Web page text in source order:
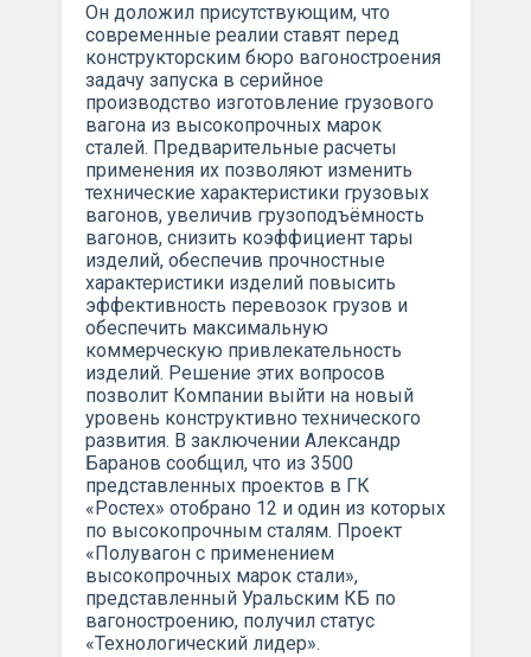
Он доложил присутствующим, что
современные реалии ставят перед
конструкторским бюро вагоностроения
задачу запуска в серийное
производство изготовление грузового
вагона из высокопрочных марок
сталей. Предварительные расчеты
применения их позволяют изменить
технические характеристики грузовых
вагонов, увеличив грузоподъёмность
вагонов, снизить коэффициент тары
изделий, обеспечив прочностные
характеристики изделий повысить
эффективность перевозок грузов и
обеспечить максимальную
коммерческую привлекательность
изделий. Решение этих вопросов
позволит Компании выйти на новый
уровень конструктивно технического
развития. В заключении Александр
Баранов сообщил, что из 3500
представленных проектов в ГК
«Ростех» отобрано 12 и один из которых
по высокопрочным сталям. Проект
«Полувагон с применением
высокопрочных марок стали»,
представленный Уральским КБ по
вагоностроению, получил статус
«Технологический лидер».